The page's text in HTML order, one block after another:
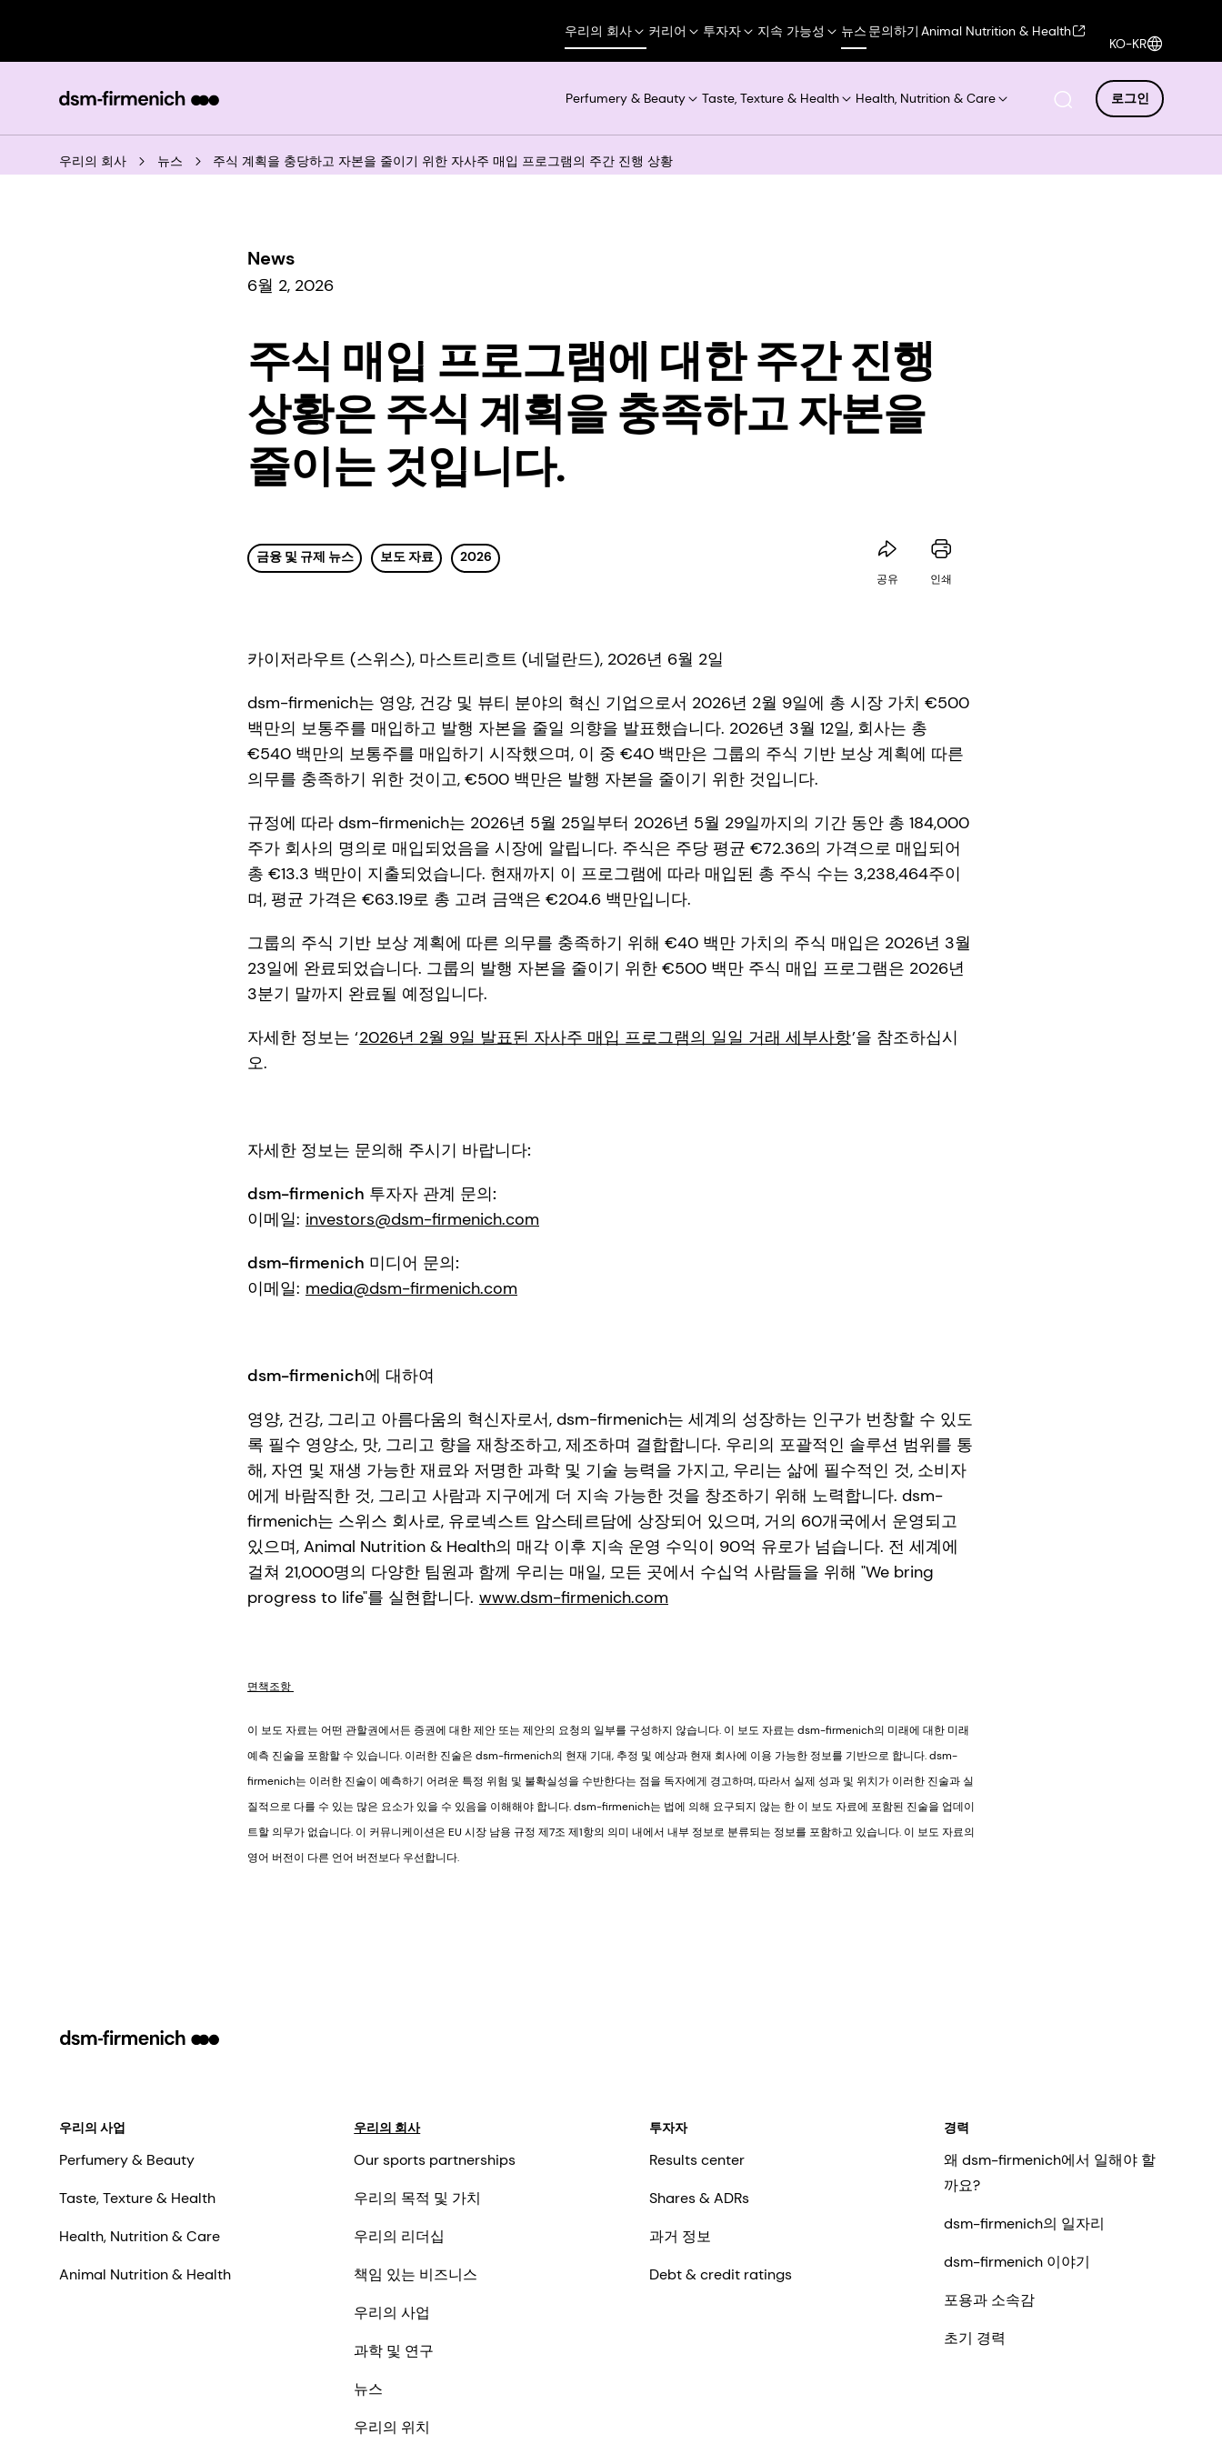
우리의 회사 커리어 투자자 지속 가능성 뉴스 문의하기 Animal Nutrition & Health
KO-KR
Perfumery & Beauty Taste, Texture & Health Health, Nutrition & Care 로그인
우리의 회사 뉴스 주식 계획을 충당하고 자본을 줄이기 위한 자사주 매입 프로그램의 주간 진행 상황
News
6월 2, 2026
주식 매입 프로그램에 대한 주간 진행
상황은 주식 계획을 충족하고 자본을
줄이는 것입니다.
금융 및 규제 뉴스 보도 자료 2026
공유 인쇄
카이저라우트 (스위스), 마스트리흐트 (네덜란드), 2026년 6월 2일
dsm-firmenich는 영양, 건강 및 뷰티 분야의 혁신 기업으로서 2026년 2월 9일에 총 시장 가치 €500
백만의 보통주를 매입하고 발행 자본을 줄일 의향을 발표했습니다. 2026년 3월 12일, 회사는 총
€540 백만의 보통주를 매입하기 시작했으며, 이 중 €40 백만은 그룹의 주식 기반 보상 계획에 따른
의무를 충족하기 위한 것이고, €500 백만은 발행 자본을 줄이기 위한 것입니다.
규정에 따라 dsm-firmenich는 2026년 5월 25일부터 2026년 5월 29일까지의 기간 동안 총 184,000
주가 회사의 명의로 매입되었음을 시장에 알립니다. 주식은 주당 평균 €72.36의 가격으로 매입되어
총 €13.3 백만이 지출되었습니다. 현재까지 이 프로그램에 따라 매입된 총 주식 수는 3,238,464주이
며, 평균 가격은 €63.19로 총 고려 금액은 €204.6 백만입니다.
그룹의 주식 기반 보상 계획에 따른 의무를 충족하기 위해 €40 백만 가치의 주식 매입은 2026년 3월
23일에 완료되었습니다. 그룹의 발행 자본을 줄이기 위한 €500 백만 주식 매입 프로그램은 2026년
3분기 말까지 완료될 예정입니다.
자세한 정보는 ‘2026년 2월 9일 발표된 자사주 매입 프로그램의 일일 거래 세부사항’을 참조하십시
오.
자세한 정보는 문의해 주시기 바랍니다:
dsm-firmenich 투자자 관계 문의:
이메일: investors@dsm-firmenich.com
dsm-firmenich 미디어 문의:
이메일: media@dsm-firmenich.com
dsm-firmenich에 대하여
영양, 건강, 그리고 아름다움의 혁신자로서, dsm-firmenich는 세계의 성장하는 인구가 번창할 수 있도
록 필수 영양소, 맛, 그리고 향을 재창조하고, 제조하며 결합합니다. 우리의 포괄적인 솔루션 범위를 통
해, 자연 및 재생 가능한 재료와 저명한 과학 및 기술 능력을 가지고, 우리는 삶에 필수적인 것, 소비자
에게 바람직한 것, 그리고 사람과 지구에게 더 지속 가능한 것을 창조하기 위해 노력합니다. dsm-
firmenich는 스위스 회사로, 유로넥스트 암스테르담에 상장되어 있으며, 거의 60개국에서 운영되고
있으며, Animal Nutrition & Health의 매각 이후 지속 운영 수익이 90억 유로가 넘습니다. 전 세계에
걸쳐 21,000명의 다양한 팀원과 함께 우리는 매일, 모든 곳에서 수십억 사람들을 위해 "We bring
progress to life"를 실현합니다. www.dsm-firmenich.com
면책조항
이 보도 자료는 어떤 관할권에서든 증권에 대한 제안 또는 제안의 요청의 일부를 구성하지 않습니다. 이 보도 자료는 dsm-firmenich의 미래에 대한 미래
예측 진술을 포함할 수 있습니다. 이러한 진술은 dsm-firmenich의 현재 기대, 추정 및 예상과 현재 회사에 이용 가능한 정보를 기반으로 합니다. dsm-
firmenich는 이러한 진술이 예측하기 어려운 특정 위험 및 불확실성을 수반한다는 점을 독자에게 경고하며, 따라서 실제 성과 및 위치가 이러한 진술과 실
질적으로 다를 수 있는 많은 요소가 있을 수 있음을 이해해야 합니다. dsm-firmenich는 법에 의해 요구되지 않는 한 이 보도 자료에 포함된 진술을 업데이
트할 의무가 없습니다. 이 커뮤니케이션은 EU 시장 남용 규정 제7조 제1항의 의미 내에서 내부 정보로 분류되는 정보를 포함하고 있습니다. 이 보도 자료의
영어 버전이 다른 언어 버전보다 우선합니다.
우리의 사업
Perfumery & Beauty
Taste, Texture & Health
Health, Nutrition & Care
Animal Nutrition & Health
우리의 회사
Our sports partnerships
우리의 목적 및 가치
우리의 리더십
책임 있는 비즈니스
우리의 사업
과학 및 연구
뉴스
우리의 위치
투자자
Results center
Shares & ADRs
과거 정보
Debt & credit ratings
경력
왜 dsm-firmenich에서 일해야 할
까요?
dsm-firmenich의 일자리
dsm-firmenich 이야기
포용과 소속감
초기 경력